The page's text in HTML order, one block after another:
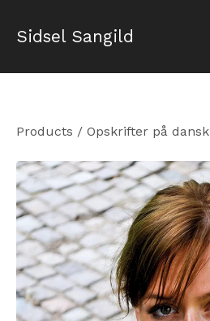
Sidsel Sangild
Products / Opskrifter på dansk